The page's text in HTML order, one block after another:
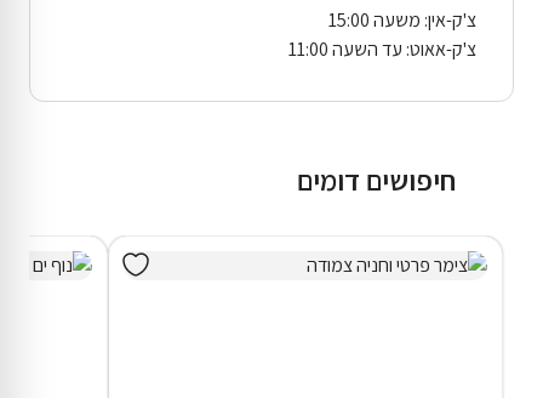
צ'ק-אין: משעה 15:00
צ'ק-אאוט: עד השעה 11:00
חיפושים דומים